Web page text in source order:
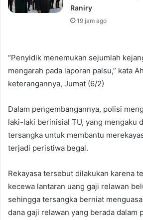
Raniry
19 jam ago
“Penyidik menemukan sejumlah
mengarah pada laporan palsu,” kata
keterangannya, Jumat (6/2)
Dalam pengembangannya, polisi
laki-laki berinisial TU, yang mengaku
tersangka untuk membantu
terjadi peristiwa begal.
Rekayasa tersebut dilakukan karena
kecewa lantaran uang gaji relawan
sehingga tersangka berniat
dana gaji relawan yang berada dalam